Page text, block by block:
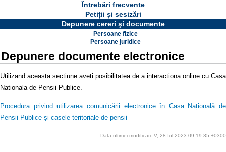
Întrebări frecvente
Petiții și sesizări
Depunere cereri şi documente
Persoane fizice
Persoane juridice
Depunere documente electronice
Utilizand aceasta sectiune aveti posibilitatea de a interactiona online cu Casa
Nationala de Pensii Publice.
Procedura privind utilizarea comunicării electronice în Casa Națională de
Pensii Publice și casele teritoriale de pensii
Data ultimei modificari :V, 28 Iul 2023 09:19:35 +0300